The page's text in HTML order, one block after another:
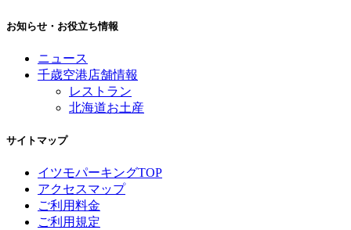
お知らせ・お役立ち情報
ニュース
千歳空港店舗情報
レストラン
北海道お土産
サイトマップ
イツモパーキングTOP
アクセスマップ
ご利用料金
ご利用規定